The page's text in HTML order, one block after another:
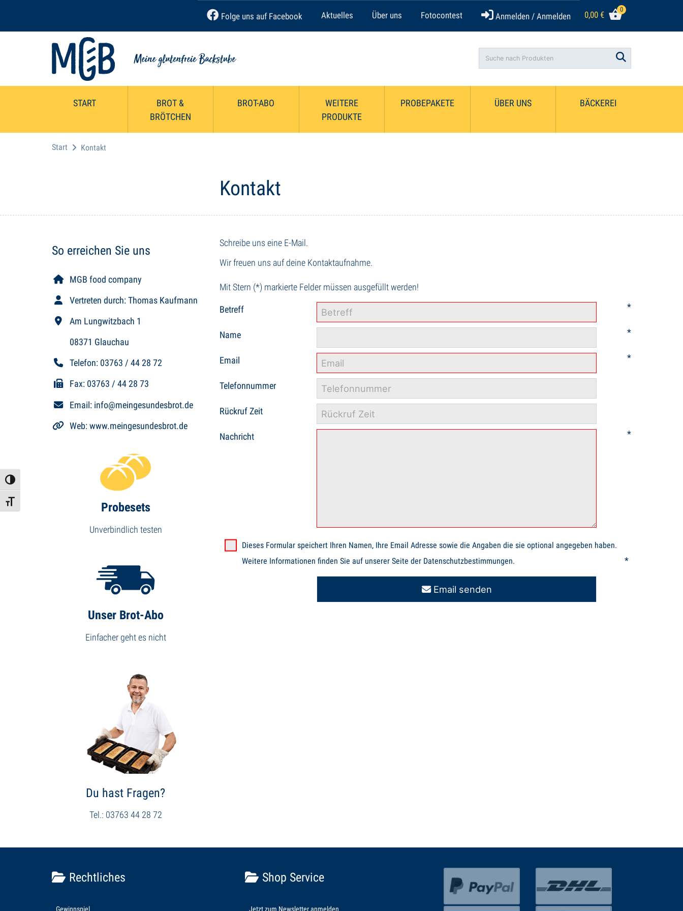
Umschalten auf hohe Kontraste
Schrift vergrößern
Folge uns auf Facebook Aktuelles Über uns Fotocontest Anmelden / Anmelden 0,00 € 0
START
BROT &
BRÖTCHEN
BROT-ABO
WEITERE
PRODUKTE
PROBEPAKETE ÜBER UNS BÄCKEREI
Start Kontakt
Kontakt
Schreibe uns eine E-Mail.
Wir freuen uns auf deine Kontaktaufnahme.
Mit Stern (*) markierte Felder müssen ausgefüllt werden!
Betreff *
Name *
Email *
Telefonnummer
Rückruf Zeit
Nachricht *
Dieses Formular speichert Ihren Namen, Ihre Email Adresse sowie die Angaben die sie optional angegeben haben.
Weitere Informationen finden Sie auf unserer Seite der Datenschutzbestimmungen.
*
Email senden
So erreichen Sie uns
MGB food company
Vertreten durch: Thomas Kaufmann
Am Lungwitzbach 1
08371 Glauchau
Telefon: 03763 / 44 28 72
Fax: 03763 / 44 28 73
Email: info@meingesundesbrot.de
Web:www.meingesundesbrot.de
Probesets
Unverbindlich testen
Unser Brot-Abo
Einfacher geht es nicht
Du hast Fragen?
Tel.: 03763 44 28 72
Rechtliches
Gewinnspiel
Shop Service
Jetzt zum Newsletter anmelden